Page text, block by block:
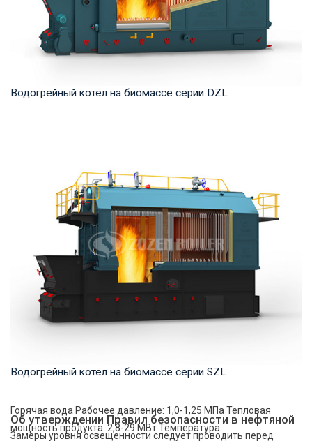
Водогрейный котёл на биомассе серии DZL
Водогрейный котёл на биомассе серии SZL
Горячая вода Рабочее давление: 1,0-1,25 МПа Тепловая
мощность продукта: 2,8-29 МВт Температура...
Об утверждении Правил безопасности в нефтяной
Замеры уровня освещенности следует проводить перед